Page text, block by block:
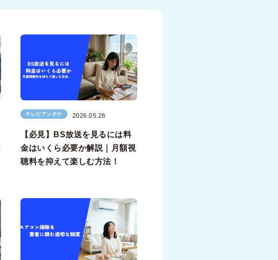
テレビアンテナ 2026.05.26
【必見】BS放送を見るには料
金はいくら必要か解説｜月額視
聴料を抑えて楽しむ方法！